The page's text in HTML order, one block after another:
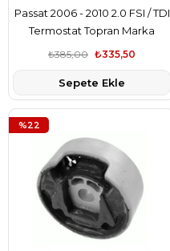
Passat 2006 - 2010 2.0 FSI / TDI
Termostat Topran Marka
₺335,50
₺385,00
Sepete Ekle
%22